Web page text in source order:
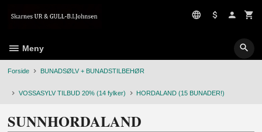
Meny
Forside BUNADSØLV + BUNADSTILBEHØR
VOSSASYLV TILBUD 20% (14 fylker) HORDALAND (15 BUNADER!)
SUNNHORDALAND